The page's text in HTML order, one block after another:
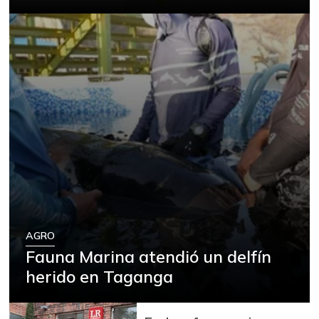
Tomate chonto
07/25/2026
$ 3.700,00
+9,21%
Zapote
07/19/2025
$ 2.083,00
-10,72%
plátano hartón
verde
07/25/2026
$ 1.125,00
+15,38%
FUENTE: SIPSA (Sistema de Información
de Precios), DANE.
AGRO
Fauna Marina atendió un delfín
herido en Taganga